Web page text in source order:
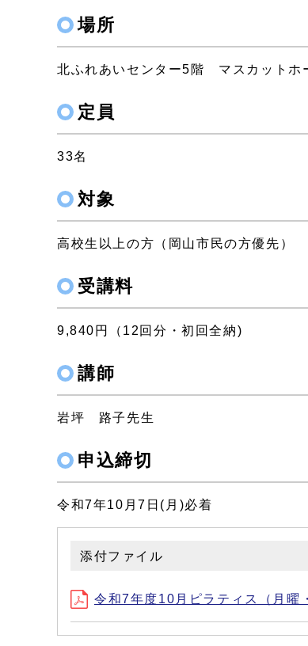
場所
北ふれあいセンター5階 マスカットホ
定員
33名
対象
高校生以上の方（岡山市民の方優先）
受講料
9,840円（12回分・初回全納)
講師
岩坪 路子先生
申込締切
令和7年10月7日(月)必着
添付ファイル
令和7年度10月ピラティス（月